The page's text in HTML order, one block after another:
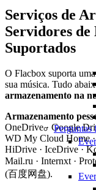
Perguntas
Serviços de
Servidores
Suportados
O Flacbox suporta
sua música. Tudo
armazenamento na
Armazenamento
OneDrive · Google
WD My Cloud Home
HiDrive · IceDrive ·
Mail.ru · Internxt ·
(百度网盘).